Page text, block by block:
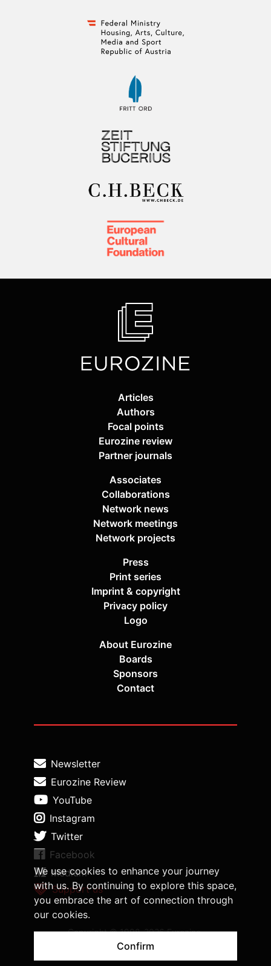
We use cookies to enhance your journey
with us. By continuing to explore this space,
you embrace the art of connection through
our cookies.
Confirm
Articles
Authors
Focal points
Eurozine review
Partner journals
Associates
Collaborations
Network news
Network meetings
Network projects
Press
Print series
Imprint & copyright
Privacy policy
Logo
About Eurozine
Boards
Sponsors
Contact
Newsletter
Eurozine Review
YouTube
Instagram
Twitter
Facebook
Medium
Support us
Copyright © 1998-2026 Eurozine,
www.eurozine.com. All rights reserved.